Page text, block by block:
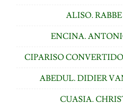
ALISO.
ENCINA.
CIPARISO
ABEDUL. DIDIER
CUASIA.